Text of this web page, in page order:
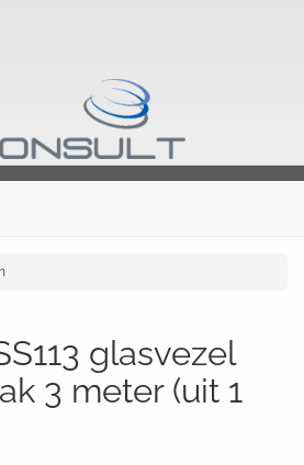
glasvezel
3 meter (uit 1